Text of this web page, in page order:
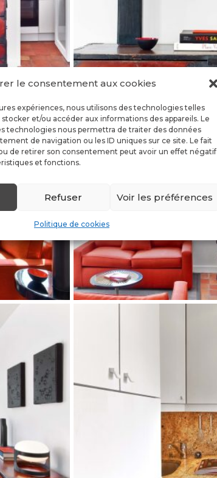
le consentement aux cookies
expériences, nous utilisons des technologies telles
et/ou accéder aux informations des appareils. Le
technologies nous permettra de traiter des données
de navigation ou les ID uniques sur ce site. Le fait
de retirer son consentement peut avoir un effet négatif
et fonctions.
Refuser Voir les préférences
Politique de cookies